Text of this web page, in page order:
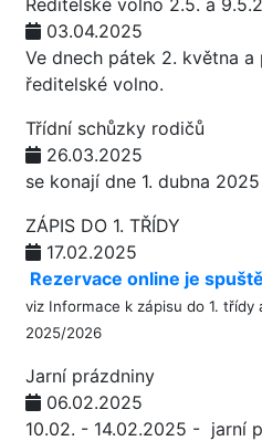
Ředitelské volno 2.5. a
03.04.2025
Ve dnech pátek 2. května
ředitelské volno.
Třídní schůzky rodičů
26.03.2025
se konají dne 1. dubna
ZÁPIS DO 1. TŘÍDY
17.02.2025
Rezervace online je
viz Informace k zápisu do 1.
2025/2026
Jarní prázdniny
06.02.2025
10.02. - 14.02.2025 - jarní